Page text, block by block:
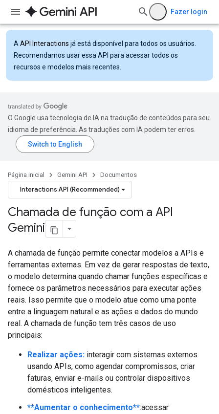
Fazer login
A API Interactions já está disponível para todos os usuários.
Recomendamos usar essa API para acessar todos os
recursos e modelos mais recentes.
O Google usa tecnologia de IA na tradução de conteúdos para seu
idioma de preferência. As traduções com IA podem ter erros.
Página inicial Gemini API Documentos
Interactions API (Recommended)
Chamada de função com a API
Gemini
A chamada de função permite conectar modelos a APIs e
ferramentas externas. Em vez de gerar respostas de texto,
o modelo determina quando chamar funções específicas e
fornece os parâmetros necessários para executar ações
reais. Isso permite que o modelo atue como uma ponte
entre a linguagem natural e as ações e dados do mundo
real. A chamada de função tem três casos de uso
principais:
Realizar ações: interagir com sistemas externos
usando APIs, como agendar compromissos, criar
faturas, enviar e-mails ou controlar dispositivos
domésticos inteligentes.
**Aumentar o conhecimento**:acessar